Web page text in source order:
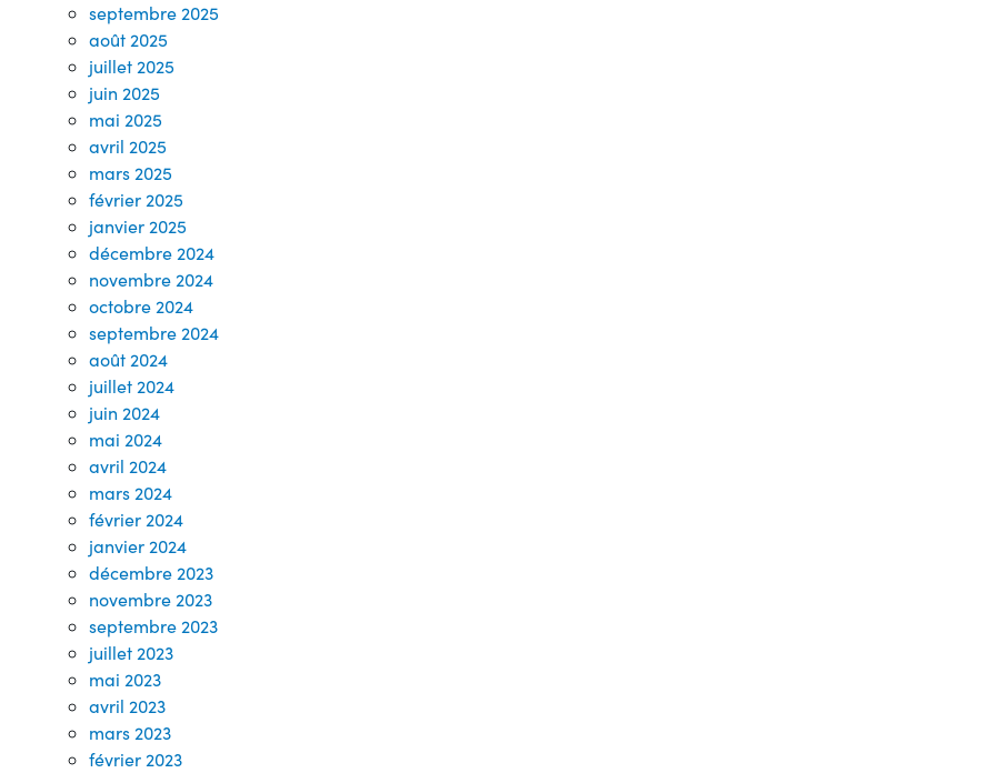
septembre 2025
août 2025
juillet 2025
juin 2025
mai 2025
avril 2025
mars 2025
février 2025
janvier 2025
décembre 2024
novembre 2024
octobre 2024
septembre 2024
août 2024
juillet 2024
juin 2024
mai 2024
avril 2024
mars 2024
février 2024
janvier 2024
décembre 2023
novembre 2023
septembre 2023
juillet 2023
mai 2023
avril 2023
mars 2023
février 2023